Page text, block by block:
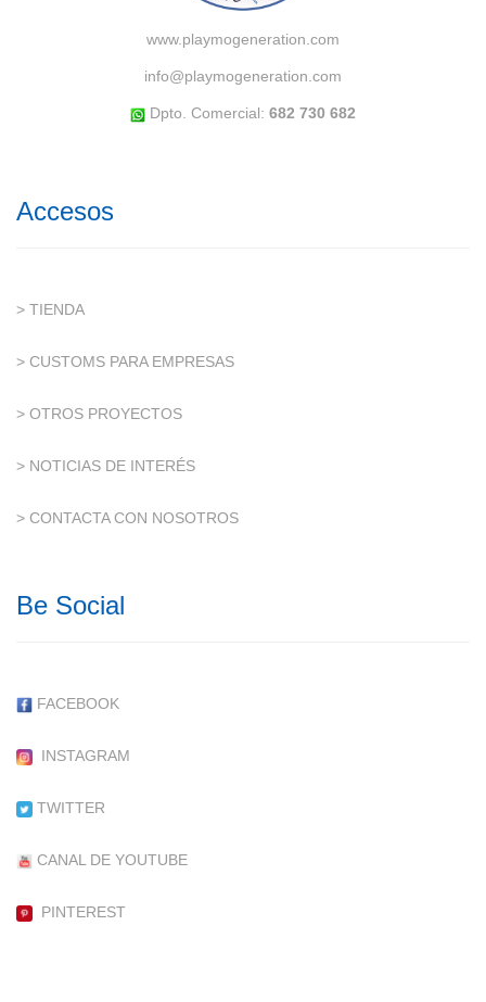
www.playmogeneration.com
info@playmogeneration.com
Dpto. Comercial: 682 730 682
Accesos
> TIENDA
> CUSTOMS PARA EMPRESAS
> OTROS PROYECTOS
> NOTICIAS DE INTERÉS
> CONTACTA CON NOSOTROS
Be Social
FACEBOOK
INSTAGRAM
TWITTER
CANAL DE YOUTUBE
PINTEREST